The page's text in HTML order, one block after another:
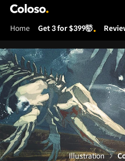
Coloso.
Home Get 3 for $399🤯
Illustration